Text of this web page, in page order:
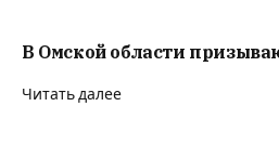
В Омской области
Читать далее